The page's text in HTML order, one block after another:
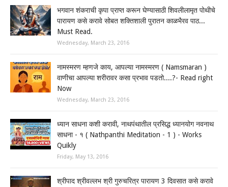
भगवान शंकराची कृपा प्राप्त करून घेण्यासाठी शिवलीलामृत पोथीचे
पारायण कसे करावे सोबत शक्तिशाली पुरातन काळभैरव पाठ...
Must Read.
Wednesday, March 23, 2016
नामस्मरण म्हणजे काय, आपल्या नामस्मरण ( Namsmaran )
वाणीचा आपल्या शरीरावर कसा प्रभाव पडतो....?- Read right
Now
Wednesday, March 23, 2016
ध्यान साधना कशी करावी, नाथपंथातील प्रसिद्ध ध्यानयोग नवनाथ
साधना - १ ( Nathpanthi Meditation - 1 ) - Works
Quikly
Friday, May 13, 2016
श्रीपाद श्रीवल्लभ श्री गुरुचरित्र पारायण 3 दिवसात कसे करावे